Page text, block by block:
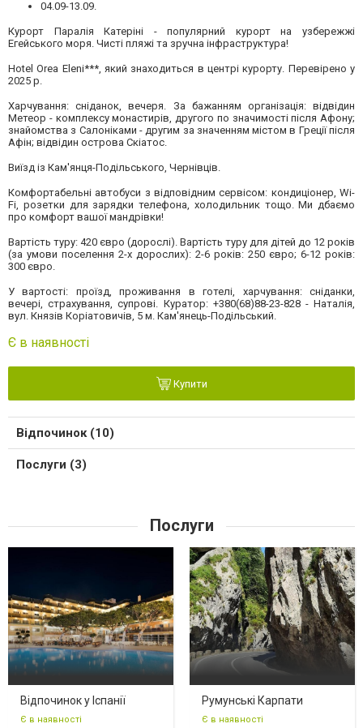
04.09-13.09.
Курорт Паралія Катеріні - популярний курорт на узбережжі
Егейського моря. Чисті пляжі та зручна інфраструктура!
Hotel Orea Eleni***, який знаходиться в центрі курорту. Перевірено у
2025 р.
Харчування: сніданок, вечеря. За бажанням організація: відвідин
Метеор - комплексу монастирів, другого по значимості після Афону;
знайомства з Салоніками - другим за значенням містом в Греції після
Афін; відвідин острова Скіатос.
Виїзд із Кам'янця-Подільського, Чернівців.
Комфортабельні автобуси з відповідним сервісом: кондиціонер, Wі-
Fi, розетки для зарядки телефона, холодильник тощо. Ми дбаємо
про комфорт вашої мандрівки!
Вартість туру: 420 євро (дорослі). Вартість туру для дітей до 12 років
(за умови поселення 2-х дорослих): 2-6 років: 250 євро; 6-12 років:
300 євро.
У вартості: проїзд, проживання в готелі, харчування: сніданки,
вечері, страхування, супрові. Куратор: +380(68)88-23-828 - Наталія,
вул. Князів Коріатовичів, 5 м. Кам'янець-Подільський.
Є в наявності
Купити
Відпочинок (10)
Послуги (3)
Послуги
Відпочинок у Іспанії
Є в наявності
Румунські Карпати
Є в наявності